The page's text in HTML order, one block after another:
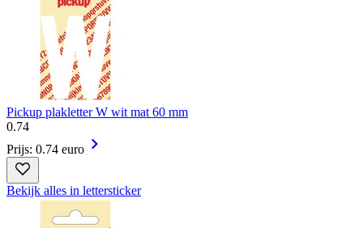
Pickup plakletter W wit mat 60 mm
0.74
Prijs: 0.74 euro
Bekijk alles in lettersticker